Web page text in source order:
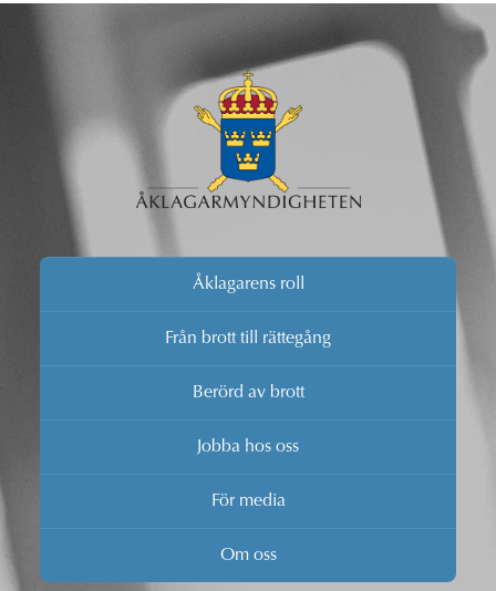
Åklagarens roll
Från brott till rättegång
Berörd av brott
Jobba hos oss
För media
Om oss